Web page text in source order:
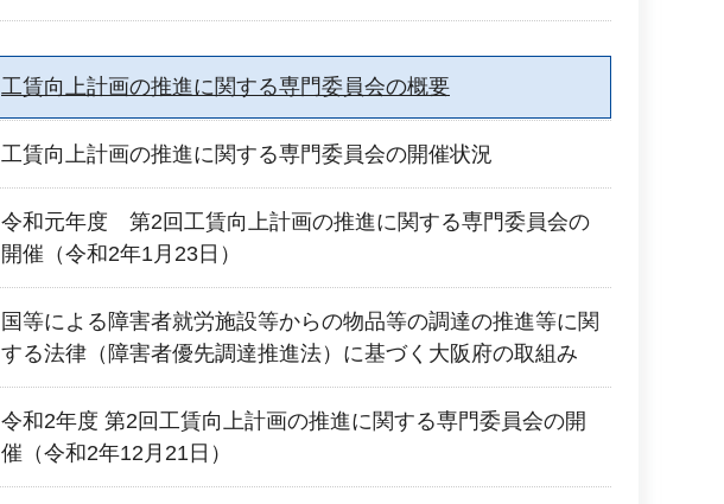
工賃向上計画の推進に関する専門委員会の概要
工賃向上計画の推進に関する専門委員会の開催状況
令和元年度 第2回工賃向上計画の推進に関する専門委員会の
開催（令和2年1月23日）
国等による障害者就労施設等からの物品等の調達の推進等に関
する法律（障害者優先調達推進法）に基づく大阪府の取組み
令和2年度 第2回工賃向上計画の推進に関する専門委員会の開
催（令和2年12月21日）